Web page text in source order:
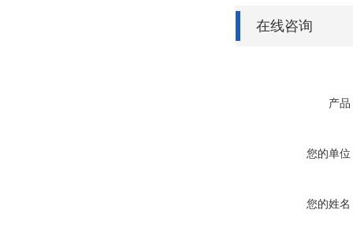
在线咨询
产品
您的单位
您的姓名